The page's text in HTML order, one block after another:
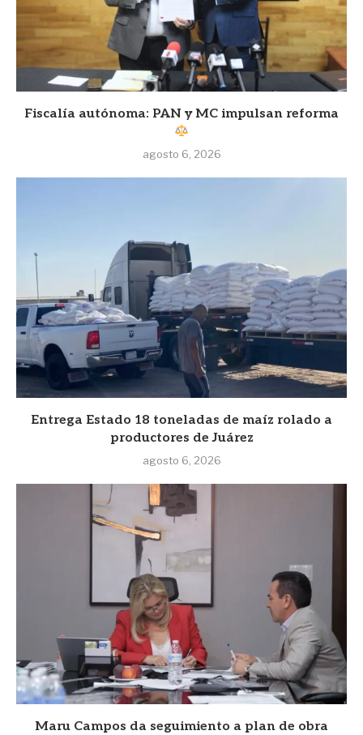
Fiscalía autónoma: PAN y MC impulsan reforma
agosto 6, 2026
Entrega Estado 18 toneladas de maíz rolado a
productores de Juárez
agosto 6, 2026
Maru Campos da seguimiento a plan de obra